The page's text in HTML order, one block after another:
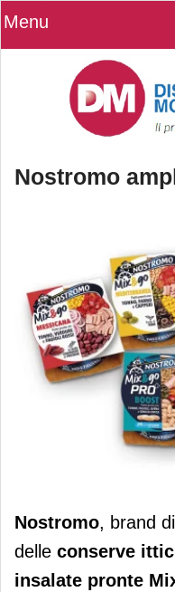
Menu
Nostromo
Nostromo
Nostromo, brand
delle conserve
insalate pronte